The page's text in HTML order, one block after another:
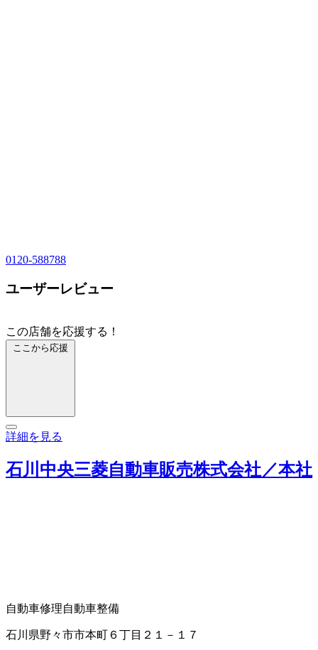
0120-588788
ユーザーレビュー
この店舗を応援する！
ここから応援
詳細を見る
石川中央三菱自動車販売株式会社／本社
自動車修理自動車整備
石川県野々市市本町６丁目２１－１７